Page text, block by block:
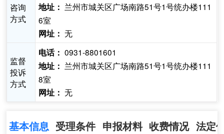
咨询
方式
地址： 兰州市城关区广场南路51号1号统办楼111
6室
网址： 无
监督
投诉
方式
电话： 0931-8801601
地址： 兰州市城关区广场南路51号1号统办楼111
8室
网址： 无
基本信息 受理条件 申报材料 收费情况 法定